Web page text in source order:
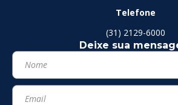
Telefone
(31) 2129-6000
Deixe sua